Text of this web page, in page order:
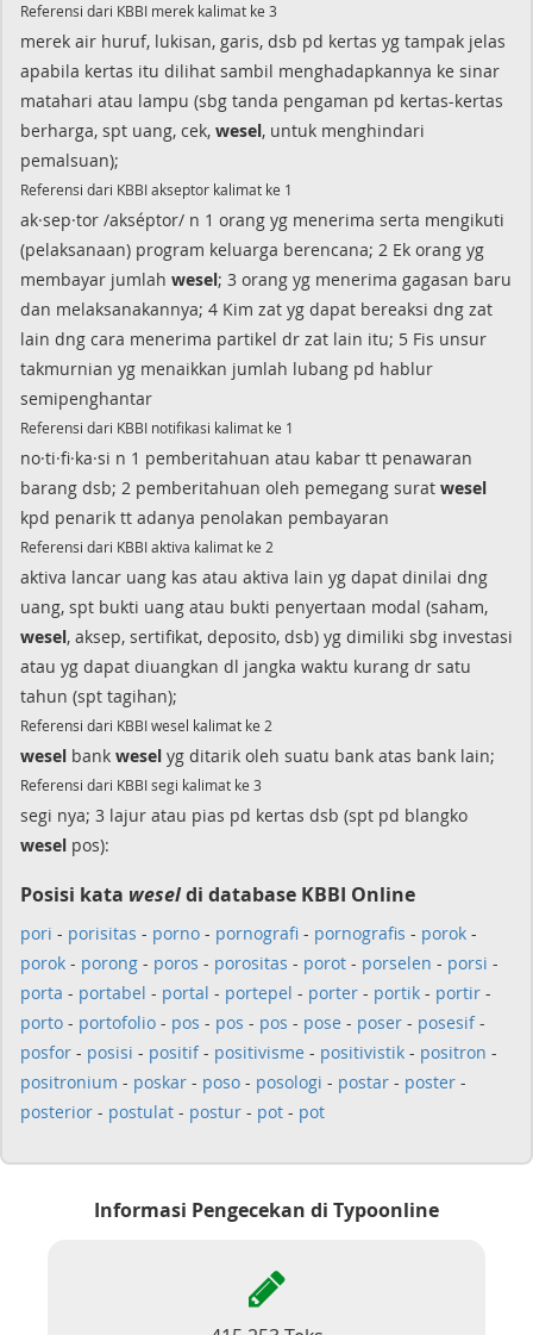
Referensi dari KBBI merek kalimat ke 3
merek air huruf, lukisan, garis, dsb pd kertas yg tampak jelas
apabila kertas itu dilihat sambil menghadapkannya ke sinar
matahari atau lampu (sbg tanda pengaman pd kertas-kertas
berharga, spt uang, cek, wesel, untuk menghindari
pemalsuan);
Referensi dari KBBI akseptor kalimat ke 1
ak·sep·tor /akséptor/ n 1 orang yg menerima serta mengikuti
(pelaksanaan) program keluarga berencana; 2 Ek orang yg
membayar jumlah wesel; 3 orang yg menerima gagasan baru
dan melaksanakannya; 4 Kim zat yg dapat bereaksi dng zat
lain dng cara menerima partikel dr zat lain itu; 5 Fis unsur
takmurnian yg menaikkan jumlah lubang pd hablur
semipenghantar
Referensi dari KBBI notifikasi kalimat ke 1
no·ti·fi·ka·si n 1 pemberitahuan atau kabar tt penawaran
barang dsb; 2 pemberitahuan oleh pemegang surat wesel
kpd penarik tt adanya penolakan pembayaran
Referensi dari KBBI aktiva kalimat ke 2
aktiva lancar uang kas atau aktiva lain yg dapat dinilai dng
uang, spt bukti uang atau bukti penyertaan modal (saham,
wesel, aksep, sertifikat, deposito, dsb) yg dimiliki sbg investasi
atau yg dapat diuangkan dl jangka waktu kurang dr satu
tahun (spt tagihan);
Referensi dari KBBI wesel kalimat ke 2
wesel bank wesel yg ditarik oleh suatu bank atas bank lain;
Referensi dari KBBI segi kalimat ke 3
segi nya; 3 lajur atau pias pd kertas dsb (spt pd blangko
wesel pos):
Posisi kata weseldi database KBBI Online
pori - porisitas - porno - pornografi - pornografis - porok -
porok - porong - poros - porositas - porot - porselen - porsi -
porta - portabel - portal - portepel - porter - portik - portir -
porto - portofolio - pos - pos - pos - pose - poser - posesif-
posfor - posisi - positif- positivisme - positivistik - positron -
positronium - poskar - poso - posologi - postar - poster -
posterior - postulat - postur - pot - pot
Informasi Pengecekan di Typoonline